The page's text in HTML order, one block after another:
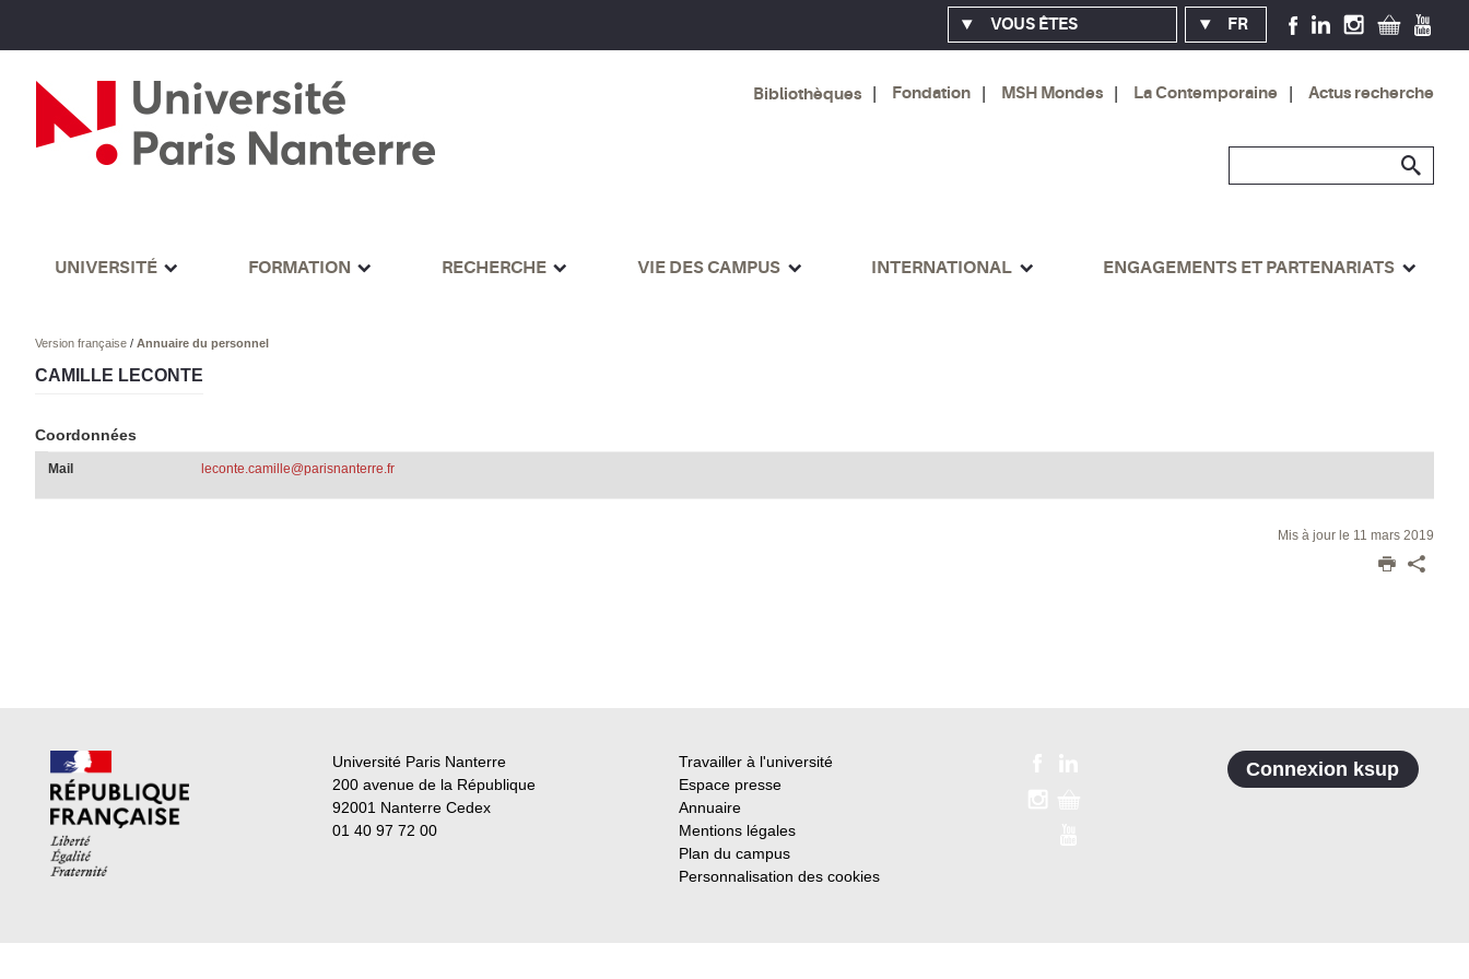
VOUS ÊTES FR
Bibliothèques Fondation MSH Mondes La Contemporaine Actus recherche
UNIVERSITÉ FORMATION RECHERCHE VIE DES CAMPUS INTERNATIONAL ENGAGEMENTS ET PARTENARIATS
Version française/ Annuaire du personnel
CAMILLE LECONTE
Coordonnées
Mail leconte.camille@parisnanterre.fr
Mis à jour le 11 mars 2019
Université Paris Nanterre
200 avenue de la République
92001 Nanterre Cedex
01 40 97 72 00
Travailler à l'université
Espace presse
Annuaire
Mentions légales
Plan du campus
Personnalisation des cookies
Connexion ksup